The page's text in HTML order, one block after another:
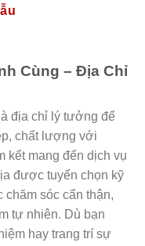
Cùng – Địa Chỉ
địa chỉ lý tưởng để
chất lượng với
kết mang đến dịch vụ
được tuyển chọn kỹ
sóc cẩn thận,
tự nhiên. Dù bạn
hay trang trí sự